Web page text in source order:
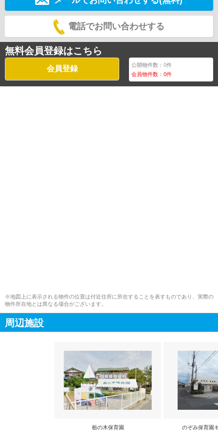
電話でお問い合わせする
無料会員登録はこちら
会員登録 公開物件数：0件
会員物件数：0件
※地図上に表示される物件の位置は付近住所に所在することを表すものであり、実際の
物件所在地とは異なる場合がございます。
周辺施設
栃の木保育園 のぞみ保育園